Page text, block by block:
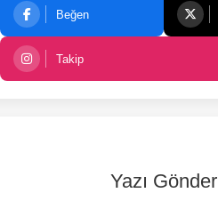
Beğen
Takip
Yazı Gönder